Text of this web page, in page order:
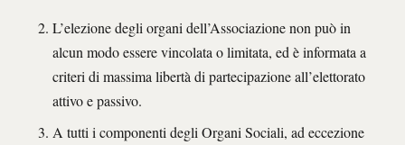
L’elezione degli organi dell’Associazione non può in
alcun modo essere vincolata o limitata, ed è informata a
criteri di massima libertà di partecipazione all’elettorato
attivo e passivo.
A tutti i componenti degli Organi Sociali, ad eccezione